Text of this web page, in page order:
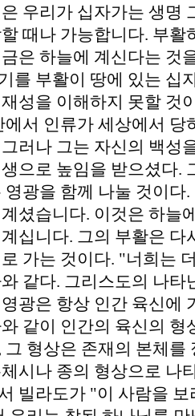
우리가 십자가는 생명
때나 가능합니다. 부
은 하늘에 계신다는 것
를 부활이 땅에 있는 십
성을 이해하지 못할 것
에서 인류가 세상에서
러나 그는 자신의 백성
으로 높임을 받으셨다.
영광을 함께 나눌 것이
셨습니다. 이것은 하늘
십니다. 그의 부활은
가는 것이다. "너희는
같다. 그리스도의 나
광은 항상 인간 육신에
같이 인간의 육신의
그 형상은 존재의 본체를
시나 종의 형상으로 나
빌라도가 "이 사람을